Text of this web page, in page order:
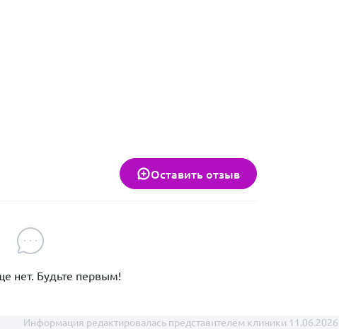
узнать больше о наших услугах!
Оставить отзыв
нет. Будьте первым!
Информация редактировалась представителем клиники 11.06.2026